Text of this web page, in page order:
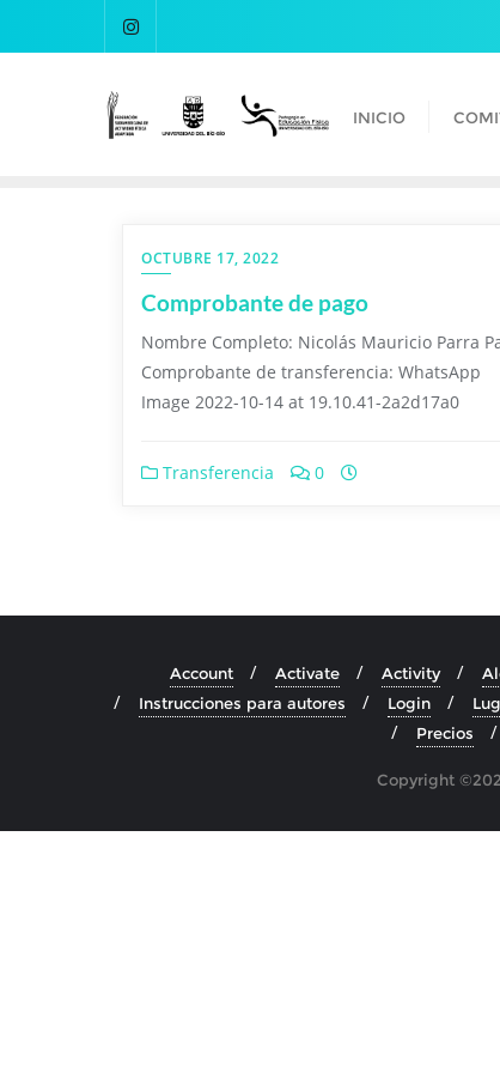
INICIO
OCTUBRE 17, 2022
Comprobante de pago
Nombre Completo: Nicolás Mauricio Parra
Comprobante de transferencia: WhatsApp
Image 2022-10-14 at 19.10.41-2a2d17a0
Transferencia 0
Account Activate Activity
Instrucciones para autores
Login
Precios
Copyright